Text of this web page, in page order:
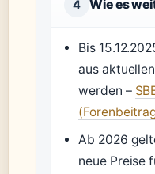
4 Wie es
Bis
aus
werden –
Ab 2026
neue Preise